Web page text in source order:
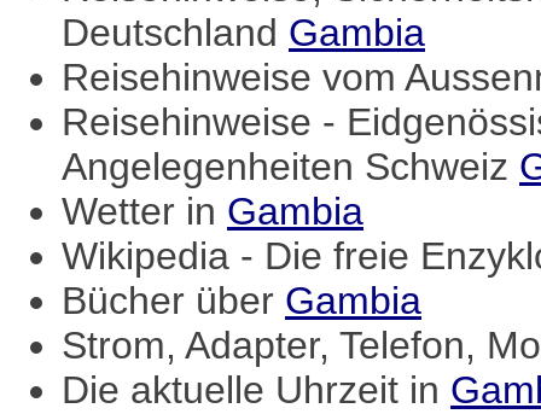
Deutschland Gambia
Reisehinweise vom
Reisehinweise -
Angelegenheiten Schweiz
Wetter in Gambia
Wikipedia - Die freie
Bücher über Gambia
Strom, Adapter, Telefon,
Die aktuelle Uhrzeit in